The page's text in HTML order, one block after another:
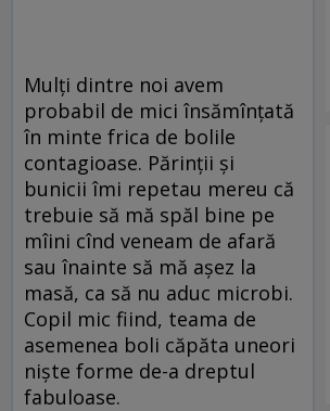
Mulți dintre noi avem
probabil de mici însămînțată
în minte frica de bolile
contagioase. Părinții și
bunicii îmi repetau mereu că
trebuie să mă spăl bine pe
mîini cînd veneam de afară
sau înainte să mă așez la
masă, ca să nu aduc microbi.
Copil mic fiind, teama de
asemenea boli căpăta uneori
niște forme de-a dreptul
fabuloase.